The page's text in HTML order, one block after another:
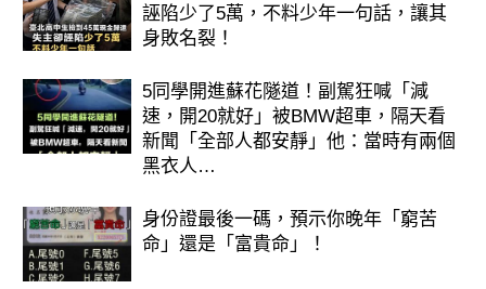
誣陷少了5萬，不料少年一句話，讓其
身敗名裂！
5同學開進蘇花隧道！副駕狂喊「減
速，開20就好」被BMW超車，隔天看
新聞「全部人都安靜」他：當時有兩個
黑衣人…
身份證最後一碼，預示你晚年「窮苦
命」還是「富貴命」！